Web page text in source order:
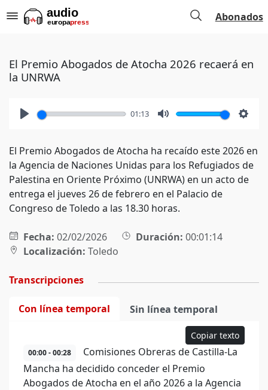
Abonados
El Premio Abogados de Atocha 2026 recaerá en
la UNRWA
01:13
El Premio Abogados de Atocha ha recaído este 2026 en
la Agencia de Naciones Unidas para los Refugiados de
Palestina en Oriente Próximo (UNRWA) en un acto de
entrega el jueves 26 de febrero en el Palacio de
Congreso de Toledo a las 18.30 horas.
Fecha: 02/02/2026 Duración: 00:01:14
Localización: Toledo
Transcripciones
Con línea temporal Sin línea temporal
Copiar texto
00:00 - 00:28
Comisiones Obreras de Castilla-La
Mancha ha decidido conceder el Premio
Abogados de Atocha en el año 2026 a la Agencia